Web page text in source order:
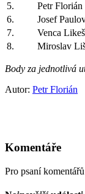
5.
Petr Florián
6.
Josef
7.
Venca Likeš
8.
Miroslav
Body za jednotlivá
Autor: Petr Florián
Komentáře
Pro psaní